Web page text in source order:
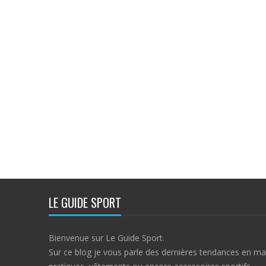
LE GUIDE SPORT
Bienvenue sur Le Guide Sport.
Sur ce blog je vous parle des dernières tendances en